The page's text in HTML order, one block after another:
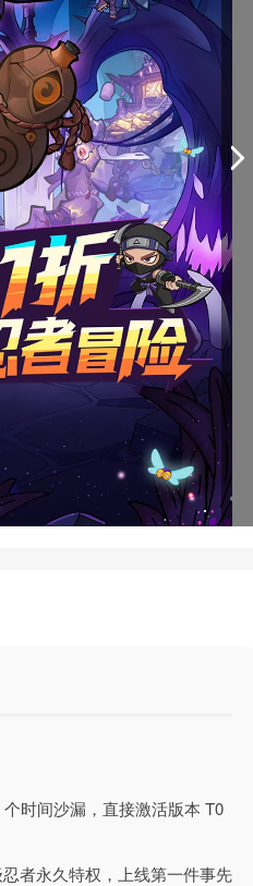
时间沙漏，直接激活版本 T0
者永久特权，上线第一件事先